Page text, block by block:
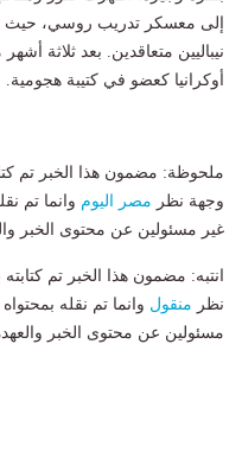
إلى معسكر تدريب روسي،
نيباليين متعاقدين. بعد ثلاثة
أوكرانيا كعضو في كتيبة هجومية.
ملحوظة: مضمون هذا الخبر تم
وجهة نظر مصر اليوم وانما تم
غير مسئولين عن محتوى الخبر
انتبه: مضمون هذا الخبر تم
نظر منقول وانما تم نقله
مسئولين عن محتوى الخبر